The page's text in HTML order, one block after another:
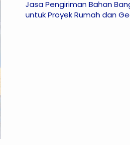
Jasa Pengiriman Bahan
untuk Proyek Rumah dan